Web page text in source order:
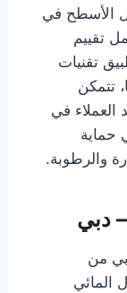
الأسطح في
تقييم
تقنيات
تتمكن
العملاء في
حماية
والرطوبة.
دبي
من
المائي